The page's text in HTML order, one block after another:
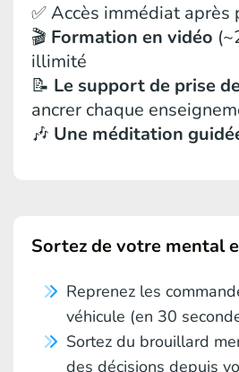
✅ Accès immédiat après
🎬 Formation en vidéo
illimité
📝 Le support de prise
ancrer chaque
🎶 Une méditation
Sortez de votre mental
Reprenez les
véhicule (en 30
Sortez du brouillard
des décisions depuis